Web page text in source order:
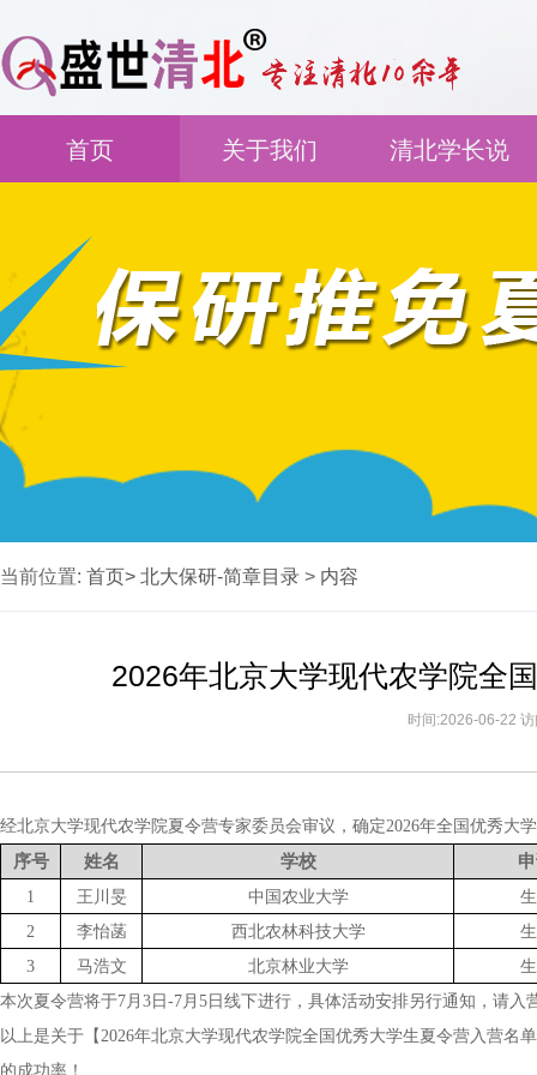
首页 关于我们 清北学长说
当前位置: 首页> 北大保研-简章目录 > 内容
2026年北京大学现代农学院全
时间:2026-06-22
经北京大学现代农学院夏令营专家委员会审议，确定2026年全国优秀大
序号 姓名 学校
1 王川旻 中国农业大学
2
李怡菡 西北农林科技大学
3
马浩文 北京林业大学
本次夏令营将于7月3日-7月5日线下进行，具体活动安排另行通知，请入
以上是关于【2026年北京大学现代农学院全国优秀大学生夏令营入营
的成功率！